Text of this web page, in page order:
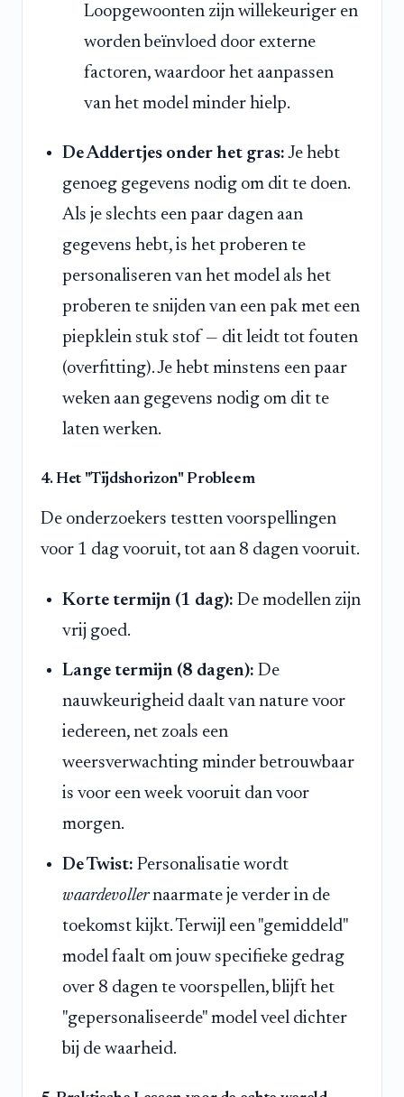
Loopgewoonten zijn willekeuriger en
worden beïnvloed door externe
factoren, waardoor het aanpassen
van het model minder hielp.
De Addertjes onder het gras: Je hebt
genoeg gegevens nodig om dit te doen.
Als je slechts een paar dagen aan
gegevens hebt, is het proberen te
personaliseren van het model als het
proberen te snijden van een pak met een
piepklein stuk stof — dit leidt tot fouten
(overfitting). Je hebt minstens een paar
weken aan gegevens nodig om dit te
laten werken.
4. Het "Tijdshorizon" Probleem
De onderzoekers testten voorspellingen
voor 1 dag vooruit, tot aan 8 dagen vooruit.
Korte termijn (1 dag): De modellen zijn
vrij goed.
Lange termijn (8 dagen): De
nauwkeurigheid daalt van nature voor
iedereen, net zoals een
weersverwachting minder betrouwbaar
is voor een week vooruit dan voor
morgen.
De Twist: Personalisatie wordt
waardevollernaarmate je verder in de
toekomst kijkt. Terwijl een "gemiddeld"
model faalt om jouw specifieke gedrag
over 8 dagen te voorspellen, blijft het
"gepersonaliseerde" model veel dichter
bij de waarheid.